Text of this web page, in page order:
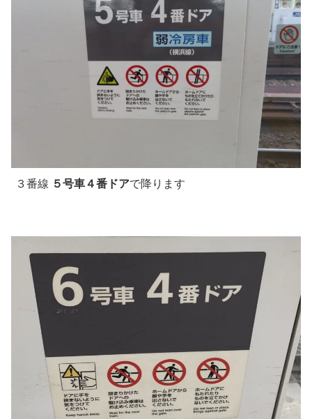
３番線 ５号車４番ドアで降ります